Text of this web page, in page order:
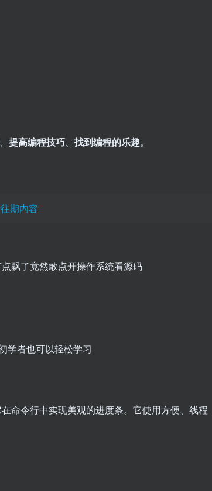
、 提高编程技巧、 找到编程的乐趣。
期内容
飘了竟然敢点开操作系统看源码
学者也可以轻松学习
命令行中实现美观的进度条。它使用方便、线程